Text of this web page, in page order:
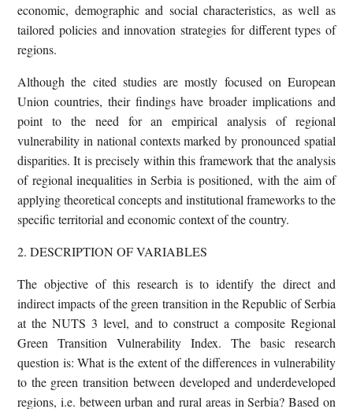
economic, demographic and social characteristics, as well as
tailored policies and innovation strategies for different types of
regions.
Although the cited studies are mostly focused on European
Union countries, their findings have broader implications and
point to the need for an empirical analysis of regional
vulnerability in national contexts marked by pronounced spatial
disparities. It is precisely within this framework that the analysis
of regional inequalities in Serbia is positioned, with the aim of
applying theoretical concepts and institutional frameworks to the
specific territorial and economic context of the country.
2. DESCRIPTION OF VARIABLES
The objective of this research is to identify the direct and
indirect impacts of the green transition in the Republic of Serbia
at the NUTS 3 level, and to construct a composite Regional
Green Transition Vulnerability Index. The basic research
question is: What is the extent of the differences in vulnerability
to the green transition between developed and underdeveloped
regions, i.e. between urban and rural areas in Serbia? Based on